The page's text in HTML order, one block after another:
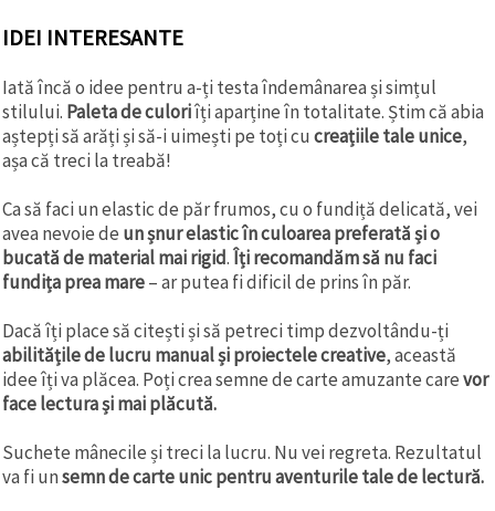
IDEI INTERESANTE
Iată încă o idee pentru a-ți testa îndemânarea și simțul
stilului. Paleta de culoriîți aparține în totalitate. Știm că abia
aștepți să arăți și să-i uimești pe toți cu creațiile tale unice,
așa că treci la treabă!
Ca să faci un elastic de păr frumos, cu o fundiță delicată, vei
avea nevoie de un șnur elastic în culoarea preferată și o
bucată de material mai rigid.Îți recomandăm să nu faci
fundița prea mare– ar putea fi dificil de prins în păr.
Dacă îți place să citești și să petreci timp dezvoltându-ți
abilitățile de lucru manual și proiectele creative, această
idee îți va plăcea. Poți crea semne de carte amuzante carevor
face lectura și mai plăcută.
Suchete mânecile și treci la lucru. Nu vei regreta. Rezultatul
va fi unsemn de carte unic pentru aventurile tale de lectură.